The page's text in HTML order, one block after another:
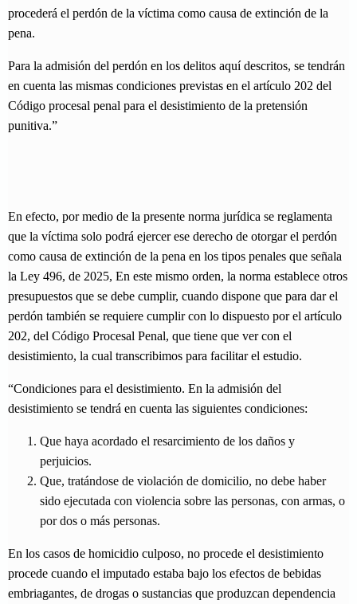
procederá el perdón de la víctima como causa de extinción de la
pena.
Para la admisión del perdón en los delitos aquí descritos, se tendrán
en cuenta las mismas condiciones previstas en el artículo 202 del
Código procesal penal para el desistimiento de la pretensión
punitiva.”
En efecto, por medio de la presente norma jurídica se reglamenta
que la víctima solo podrá ejercer ese derecho de otorgar el perdón
como causa de extinción de la pena en los tipos penales que señala
la Ley 496, de 2025, En este mismo orden, la norma establece otros
presupuestos que se debe cumplir, cuando dispone que para dar el
perdón también se requiere cumplir con lo dispuesto por el artículo
202, del Código Procesal Penal, que tiene que ver con el
desistimiento, la cual transcribimos para facilitar el estudio.
“Condiciones para el desistimiento. En la admisión del
desistimiento se tendrá en cuenta las siguientes condiciones:
Que haya acordado el resarcimiento de los daños y
perjuicios.
Que, tratándose de violación de domicilio, no debe haber
sido ejecutada con violencia sobre las personas, con armas, o
por dos o más personas.
En los casos de homicidio culposo, no procede el desistimiento
procede cuando el imputado estaba bajo los efectos de bebidas
embriagantes, de drogas o sustancias que produzcan dependencia